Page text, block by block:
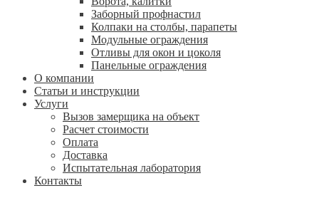
Заборный профнастил
Колпаки на столбы, парапеты
Модульные ограждения
Отливы для окон и цоколя
Панельные ограждения
О компании
Статьи и инструкции
Услуги
Вызов замерщика на объект
Расчет стоимости
Оплата
Доставка
Испытательная лаборатория
Контакты